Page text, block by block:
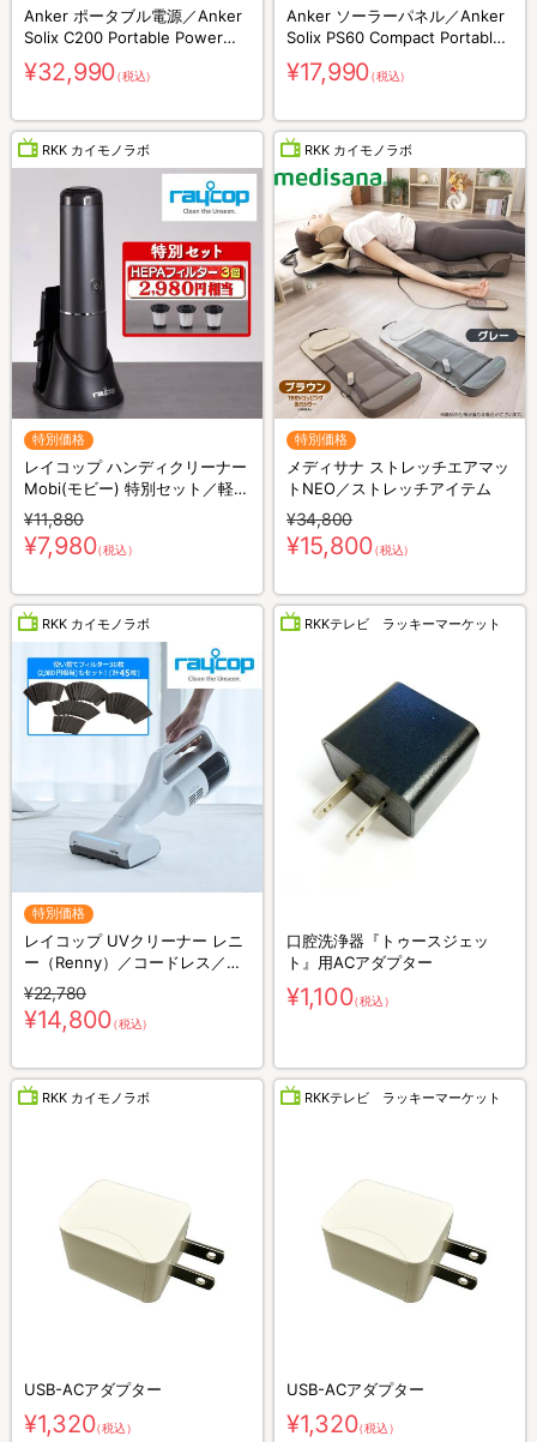
Anker ポータブル電源／Anker
Solix C200 Portable Power
Station／230Wh／8ポート／防
災グッズ／災害対策
¥32,990（税込）
Anker ソーラーパネル／Anker
Solix PS60 Compact Portable
Solar Panel／60W／防災グッズ
／災害対策
¥17,990（税込）
RKK カイモノラボ
特別価格
レイコップ ハンディクリーナー
Mobi(モビー) 特別セット／軽量
／ハンディ掃除機
¥11,880
¥7,980（税込）
RKK カイモノラボ
特別価格
メディサナ ストレッチエアマッ
トNEO／ストレッチアイテム
¥34,800
¥15,800（税込）
RKK カイモノラボ
特別価格
レイコップ UVクリーナー レニ
ー（Renny）／コードレス／軽
量／布団クリーナー
¥22,780
¥14,800（税込）
RKKテレビ ラッキーマーケット
口腔洗浄器『トゥースジェッ
ト』用ACアダプター
¥1,100（税込）
RKK カイモノラボ
USB-ACアダプター
¥1,320（税込）
RKKテレビ ラッキーマーケット
USB-ACアダプター
¥1,320（税込）